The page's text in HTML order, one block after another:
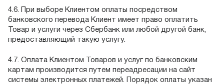
4.6. При выборе Клиентом оплаты посредством
банковского перевода Клиент имеет право оплатить
Товар и услуги через Сбербанк или любой другой банк,
предоставляющий такую услугу.
4.7. Оплата Клиентом Товаров и услуг по банковским
картам производится путем переадресации на сайт
системы электронных платежей. Порядок оплаты указан